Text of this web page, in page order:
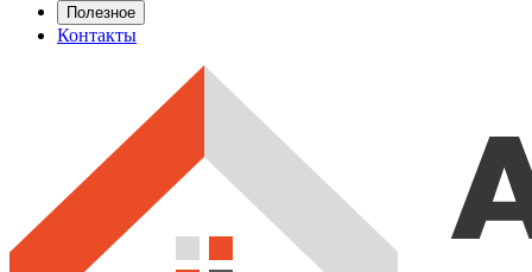
Полезное
Контакты